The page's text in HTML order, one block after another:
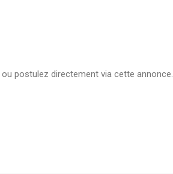
ou postulez directement via cette annonce.